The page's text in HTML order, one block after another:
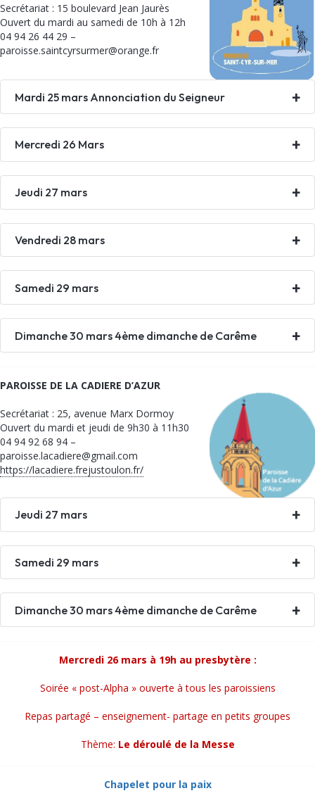
Secrétariat : 15 boulevard Jean Jaurès
Ouvert du mardi au samedi de 10h à 12h
04 94 26 44 29 –
paroisse.saintcyrsurmer@orange.fr
Mardi 25 mars Annonciation du Seigneur
Mercredi 26 Mars
Jeudi 27 mars
Vendredi 28 mars
Samedi 29 mars
Dimanche 30 mars 4ème dimanche de Carême
PAROISSE DE LA CADIERE D’AZUR
Secrétariat : 25, avenue Marx Dormoy
Ouvert du mardi et jeudi de 9h30 à 11h30
04 94 92 68 94 –
paroisse.lacadiere@gmail.com
https://lacadiere.frejustoulon.fr/
Jeudi 27 mars
Samedi 29 mars
Dimanche 30 mars 4ème dimanche de Carême
Mercredi 26 mars à 19h au presbytère :
Soirée « post-Alpha » ouverte à tous les paroissiens
Repas partagé – enseignement- partage en petits groupes
Thème: Le déroulé de la Messe
Chapelet pour la paix